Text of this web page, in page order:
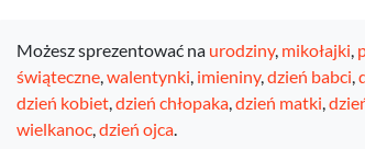
Możesz sprezentować na urodziny, mikołajki,
świąteczne,walentynki, imieniny,dzień babci,
dzień kobiet,dzień chłopaka,dzień matki,
wielkanoc,dzień ojca.